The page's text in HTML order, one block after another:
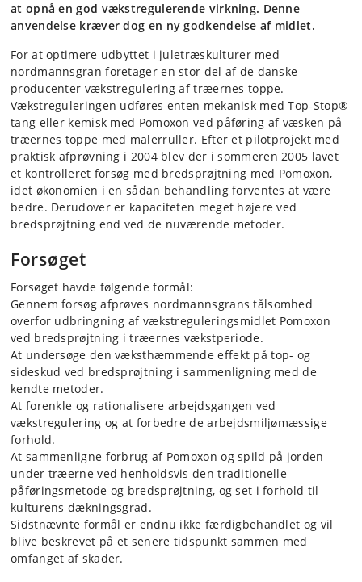
at opnå en god vækstregulerende virkning. Denne
anvendelse kræver dog en ny godkendelse af midlet.
For at optimere udbyttet i juletræskulturer med
nordmannsgran foretager en stor del af de danske
producenter vækstregulering af træernes toppe.
Vækstreguleringen udføres enten mekanisk med Top-Stop®
tang eller kemisk med Pomoxon ved påføring af væsken på
træernes toppe med malerruller. Efter et pilotprojekt med
praktisk afprøvning i 2004 blev der i sommeren 2005 lavet
et kontrolleret forsøg med bredsprøjtning med Pomoxon,
idet økonomien i en sådan behandling forventes at være
bedre. Derudover er kapaciteten meget højere ved
bredsprøjtning end ved de nuværende metoder.
Forsøget
Forsøget havde følgende formål:
Gennem forsøg afprøves nordmannsgrans tålsomhed
overfor udbringning af vækstreguleringsmidlet Pomoxon
ved bredsprøjtning i træernes vækstperiode.
At undersøge den væksthæmmen­de effekt på top- og
sideskud ved bredsprøjtning i sammenligning med de
kendte metoder.
At forenkle og rationalisere arbejdsgangen ved
vækstregulering og at forbedre de arbejdsmiljømæssige
forhold.
At sammenligne forbrug af Pomoxon og spild på jorden
under træ­erne ved henholdsvis den traditionelle
påføringsmetode og bredsprøjtning, og set i forhold til
kulturens dækningsgrad.
Sidstnævnte formål er endnu ikke færdigbehandlet og vil
blive beskrevet på et senere tidspunkt sammen med
omfanget af skader.